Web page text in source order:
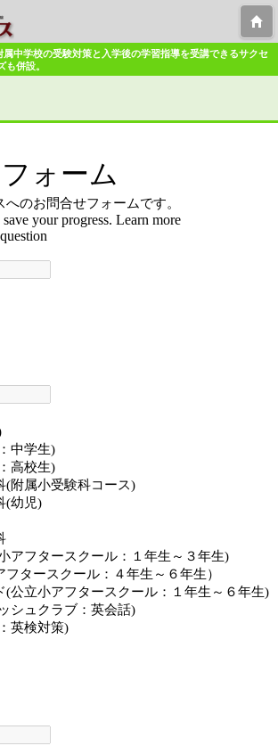
中学校の受験対策と入学後の学習指導を受講できるサクセ
併設。